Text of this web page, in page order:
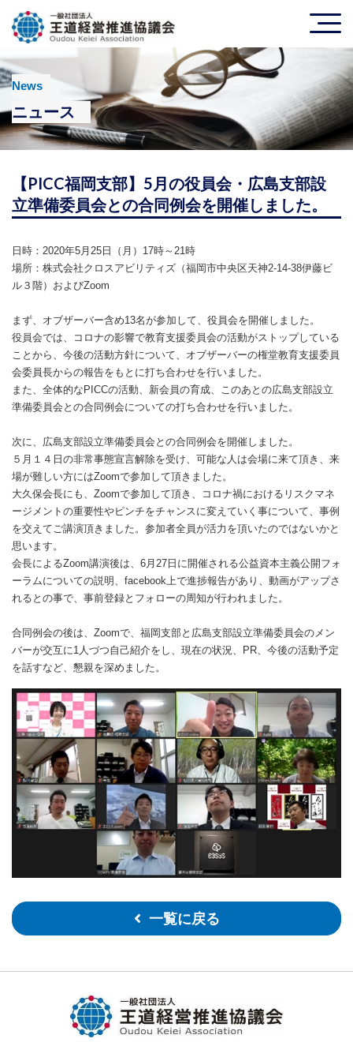
News
ニュース
【PICC福岡支部】5月の役員会・広島支部設
立準備委員会との合同例会を開催しました。
日時：2020年5月25日（月）17時～21時
場所：株式会社クロスアビリティズ（福岡市中央区天神2-14-38伊藤ビ
ル３階）およびZoom
まず、オブザーバー含め13名が参加して、役員会を開催しました。
役員会では、コロナの影響で教育支援委員会の活動がストップしている
ことから、今後の活動方針について、オブザーバーの権堂教育支援委員
会委員長からの報告をもとに打ち合わせを行いました。
また、全体的なPICCの活動、新会員の育成、このあとの広島支部設立
準備委員会との合同例会についての打ち合わせを行いました。
次に、広島支部設立準備委員会との合同例会を開催しました。
５月１４日の非常事態宣言解除を受け、可能な人は会場に来て頂き、来
場が難しい方にはZoomで参加して頂きました。
大久保会長にも、Zoomで参加して頂き、コロナ禍におけるリスクマネ
ージメントの重要性やピンチをチャンスに変えていく事について、事例
を交えてご講演頂きました。参加者全員が活力を頂いたのではないかと
思います。
会長によるZoom講演後は、6月27日に開催される公益資本主義公開フォ
ーラムについての説明、facebook上で進捗報告があり、動画がアップさ
れるとの事で、事前登録とフォローの周知が行われました。
合同例会の後は、Zoomで、福岡支部と広島支部設立準備委員会のメン
バーが交互に1人づつ自己紹介をし、現在の状況、PR、今後の活動予定
を話すなど、懇親を深めました。
一覧に戻る